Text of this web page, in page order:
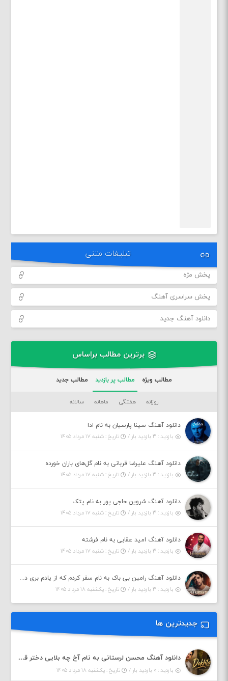
تبلیغات متنی
پخش مژه
پخش سراسری آهنگ
دانلود آهنگ جدید
برترین مطالب براساس
مطالب ویژه مطالب پر بازدید مطالب جدید
روزانه هفتگی ماهانه سالانه
دانلود آهنگ سینا پارسیان به نام ادا
بازدید : ۳ بازدید بار /
تاریخ : شنبه ۱۷ مرداد ۱۴۰۵
دانلود آهنگ علیرضا قربانی به نام گل‌های باران خورده
بازدید : ۳ بازدید بار /
تاریخ : شنبه ۱۷ مرداد ۱۴۰۵
دانلود آهنگ شروین حاجی پور به نام پتک
بازدید : ۳ بازدید بار /
تاریخ : شنبه ۱۷ مرداد ۱۴۰۵
دانلود آهنگ امید عقابی به نام فرشته
بازدید : ۳ بازدید بار /
تاریخ : شنبه ۱۷ مرداد ۱۴۰۵
دانلود آهنگ رامین بی باک به نام سفر کردم که از یادم بری دیدم نمیشه
بازدید : ۳ بازدید بار /
تاریخ : یکشنبه ۱۸ مرداد ۱۴۰۵
جدیدترین ها
دانلود آهنگ محسن لرستانی به نام آخ چه بلایی دختر قشنگ و ماهی دختر (هوش مصنوعی)
بازدید : ۰ بازدید بار / تاریخ : یکشنبه ۱۸ مرداد ۱۴۰۵